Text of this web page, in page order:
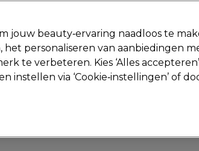
Deals Haar Elektra Beauty
geleverd*
jouw beauty‑ervaring naadloos te
personaliseren van aanbiedingen
te verbeteren. Kies ‘Alles
instellen via ‘Cookie‑instellingen’ of